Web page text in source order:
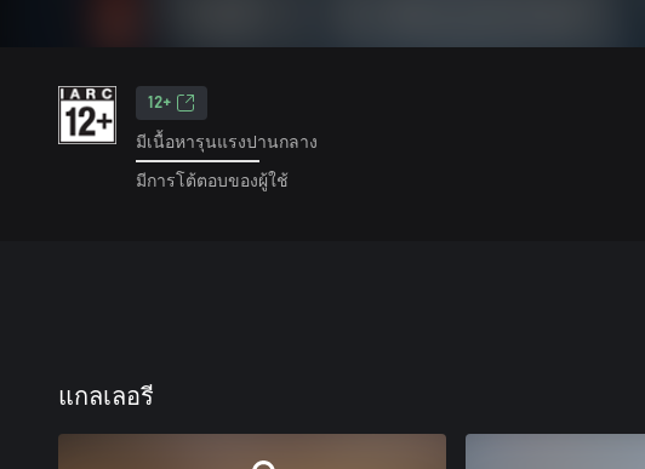
12+
มีเนื้อหารุนแรงปานกลาง
มีการโต้ตอบของผู้ใช้
แกลเลอรี